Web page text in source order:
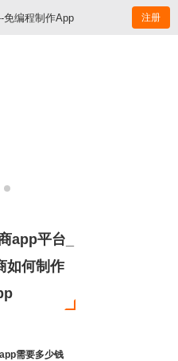
免编程制作App 注册
app平台_
如何制作
需要多少钱